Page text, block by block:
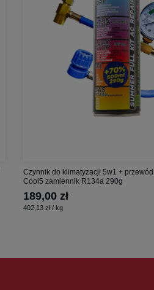
Czynnik do klimatyzacji 5w1 +
Cool5 zamiennik R134a 290g
189,00 zł
402,13 zł / kg